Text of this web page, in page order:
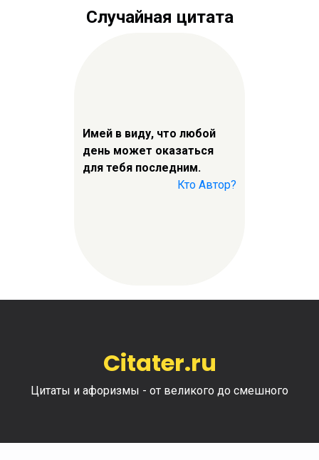
Случайная цитата
Имей в виду, что любой
день может оказаться
для тебя последним.
Кто Автор?
Citater.ru
Цитаты и афоризмы - от великого до смешного